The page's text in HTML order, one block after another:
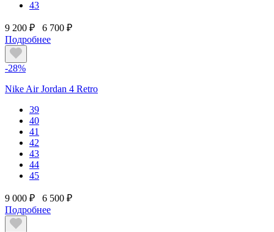
43
9 200 ₽
6 700 ₽
Подробнее
-28%
Nike Air Jordan 4 Retro
39
40
41
42
43
44
45
9 000 ₽
6 500 ₽
Подробнее